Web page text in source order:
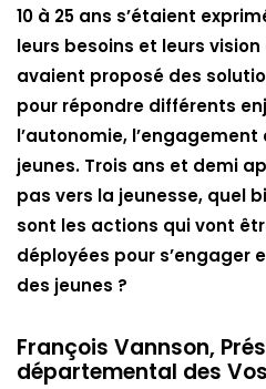
10 à 25 ans s’étaient
leurs besoins et leurs
avaient proposé des
pour répondre différents
l’autonomie,
jeunes. Trois ans et demi
pas vers la jeunesse, quel
sont les actions qui vont
déployées pour s’engager
des jeunes ?
François Vannson,
départemental des